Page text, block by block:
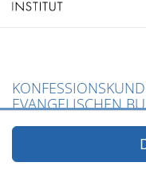
EVANGELISCHEN